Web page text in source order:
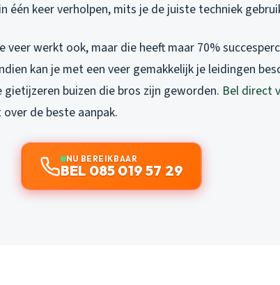
één keer verholpen, mits je de juiste techniek
veer werkt ook, maar die heeft maar 70%
kan je met een veer gemakkelijk je leidingen
buizen die bros zijn geworden. Bel direct
de beste aanpak.
NU BEREIKBAAR
BEL 085 019 57 29